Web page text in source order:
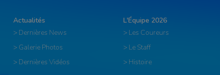
Actualités
> Dernières News
> Galerie Photos
> Dernières Vidéos
L'Équipe 2026
> Les Coureurs
> Le Staff
> Histoire